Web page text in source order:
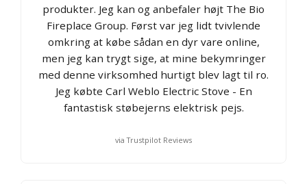
produkter. Jeg kan og anbefaler højt The Bio
Fireplace Group. Først var jeg lidt tvivlende
omkring at købe sådan en dyr vare online,
men jeg kan trygt sige, at mine bekymringer
med denne virksomhed hurtigt blev lagt til ro.
Jeg købte Carl Weblo Electric Stove - En
fantastisk støbejerns elektrisk pejs.
via Trustpilot Reviews